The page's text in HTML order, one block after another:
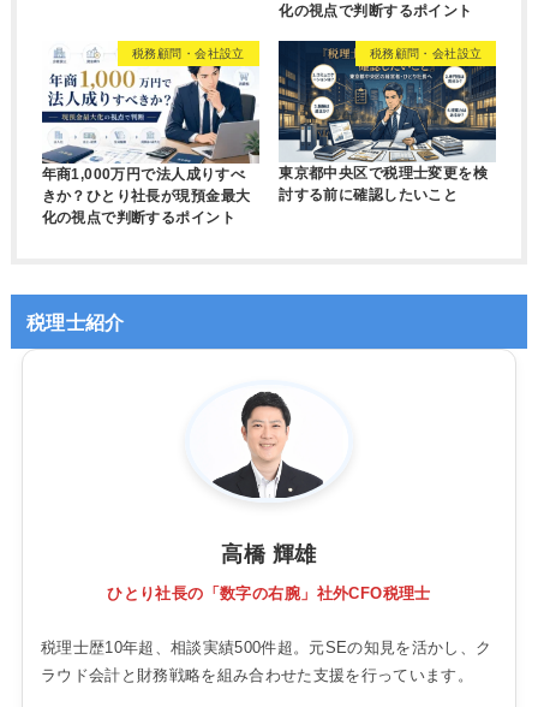
化の視点で判断するポイント
税務顧問・会社設立
年商1,000万円で法人成りすべ
きか？ひとり社長が現預金最大
化の視点で判断するポイント
税務顧問・会社設立
東京都中央区で税理士変更を検
討する前に確認したいこと
税理士紹介
高橋 輝雄
ひとり社長の「数字の右腕」社外CFO税理士
税理士歴10年超、相談実績500件超。元SEの知見を活かし、ク
ラウド会計と財務戦略を組み合わせた支援を行っています。